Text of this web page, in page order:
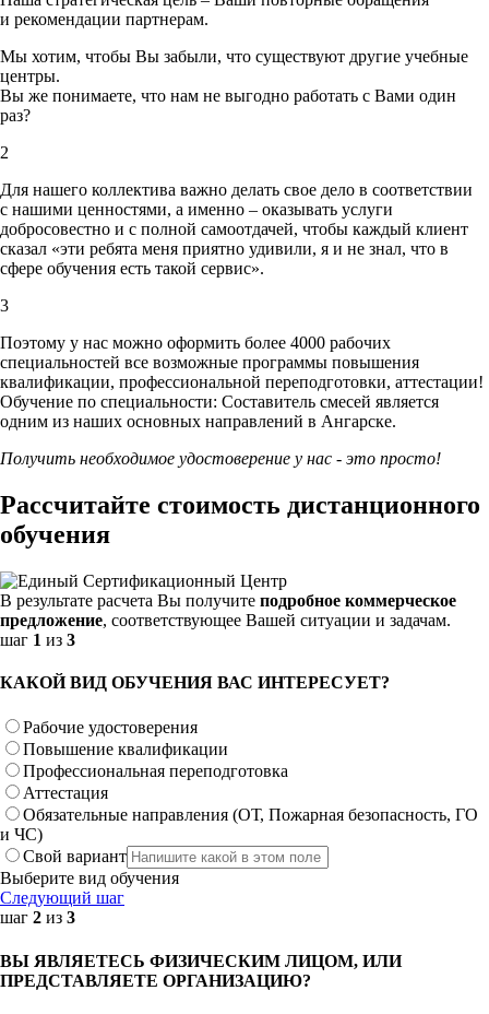
и рекомендации партнерам.
Мы хотим, чтобы Вы забыли, что существуют другие учебные
центры.
Вы же понимаете, что нам не выгодно работать с Вами один
раз?
2
Для нашего коллектива важно делать свое дело в соответствии
с нашими ценностями, а именно – оказывать услуги
добросовестно и с полной самоотдачей, чтобы каждый клиент
сказал «эти ребята меня приятно удивили, я и не знал, что в
сфере обучения есть такой сервис».
3
Поэтому у нас можно оформить более 4000 рабочих
специальностей все возможные программы повышения
квалификации, профессиональной переподготовки, аттестации!
Обучение по специальности: Составитель смесей является
одним из наших основных направлений в Ангарске.
Получить необходимое удостоверение у нас - это просто!
Рассчитайте стоимость дистанционного
обучения
В результате расчета Вы получите подробное коммерческое
предложение, соответствующее Вашей ситуации и задачам.
шаг 1 из 3
КАКОЙ ВИД ОБУЧЕНИЯ ВАС ИНТЕРЕСУЕТ?
Рабочие удостоверения
Повышение квалификации
Профессиональная переподготовка
Аттестация
Обязательные направления (ОТ, Пожарная безопасность, ГО
и ЧС)
Свой вариант
Выберите вид обучения
Следующий шаг
шаг 2 из 3
ВЫ ЯВЛЯЕТЕСЬ ФИЗИЧЕСКИМ ЛИЦОМ, ИЛИ
ПРЕДСТАВЛЯЕТЕ ОРГАНИЗАЦИЮ?